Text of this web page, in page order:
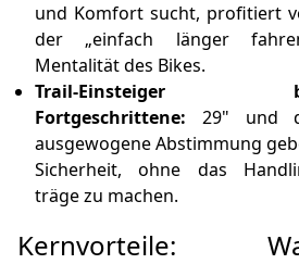
und Komfort sucht, profitiert
der „einfach länger
Mentalität des Bikes.
Trail-Einsteiger
Fortgeschrittene: 29" und
ausgewogene Abstimmung
Sicherheit, ohne das
träge zu machen.
Kernvorteile: